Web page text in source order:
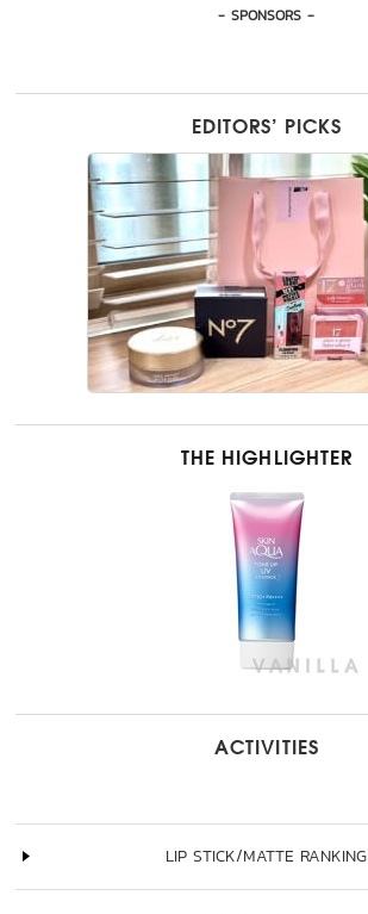
- SPONSORS -
EDITORS’ PICKS
THE HIGHLIGHTER
ACTIVITIES
LIP STICK/MATTE RANKING